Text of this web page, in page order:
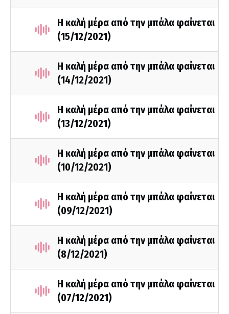
Η καλή μέρα από την μπάλα φαίνεται
(15/12/2021)
Η καλή μέρα από την μπάλα φαίνεται
(14/12/2021)
Η καλή μέρα από την μπάλα φαίνεται
(13/12/2021)
Η καλή μέρα από την μπάλα φαίνεται
(10/12/2021)
Η καλή μέρα από την μπάλα φαίνεται
(09/12/2021)
Η καλή μέρα από την μπάλα φαίνεται
(8/12/2021)
Η καλή μέρα από την μπάλα φαίνεται
(07/12/2021)